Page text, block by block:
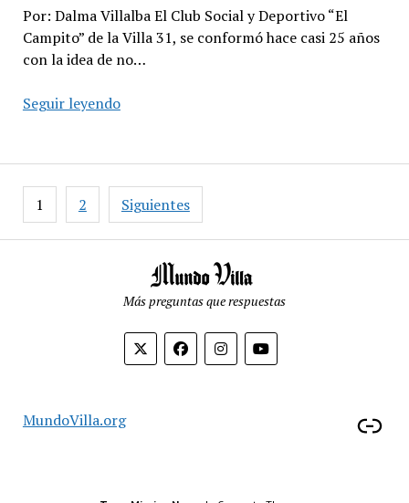
campeón
de
la
Por: Dalma Villalba El Club Social y Deportivo “El
Campito” de la Villa 31, se conformó hace casi 25 años
con la idea de no…
Seguir leyendo«El
años
de
organización
colectiva
en
Villa
31.
Paginación
de
entradas
1 2 Siguientes
Más preguntas que respuestas
MundoVilla.org